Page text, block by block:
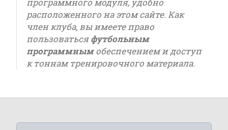
программного модуля, удобно
расположенного на этом сайте. Как
член клуба, вы имеете право
пользоватьсяфутбольным
программнымобеспечением и доступ
к тоннам тренировочного материала.